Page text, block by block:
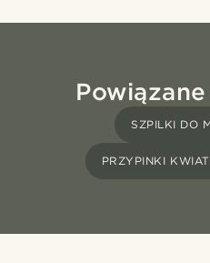
SZPILKI DO
PRZYPINKI